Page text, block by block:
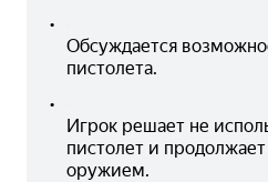
Обсуждается
пистолета.
Игрок решает не
пистолет и
оружием.